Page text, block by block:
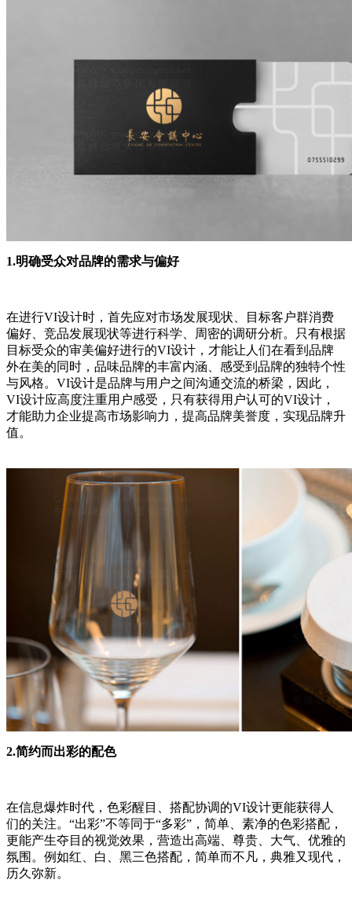
1.明确受众对品牌的需求与偏好
在进行VI设计时，首先应对市场发展现状、目标客户群消费
偏好、竞品发展现状等进行科学、周密的调研分析。只有根据
目标受众的审美偏好进行的VI设计，才能让人们在看到品牌
外在美的同时，品味品牌的丰富内涵、感受到品牌的独特个性
与风格。VI设计是品牌与用户之间沟通交流的桥梁，因此，
VI设计应高度注重用户感受，只有获得用户认可的VI设计，
才能助力企业提高市场影响力，提高品牌美誉度，实现品牌升
值。
2.简约而出彩的配色
在信息爆炸时代，色彩醒目、搭配协调的VI设计更能获得人
们的关注。“出彩”不等同于“多彩”，简单、素净的色彩搭配，
更能产生夺目的视觉效果，营造出高端、尊贵、大气、优雅的
氛围。例如红、白、黑三色搭配，简单而不凡，典雅又现代，
历久弥新。